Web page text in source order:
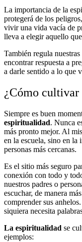
La importancia de la
protegerá de los
vivir una vida vacía de
lleva a elegir aquello
También regula
encontrar respuesta a
a darle sentido a lo que
¿Cómo
Siempre es buen
espiritualidad. Nunca
más pronto mejor. Al
en la escuela, sino en la
personas más cercanas.
Es el sitio más seguro
conexión con todo y
nuestros padres o
escuchar, de manera
comprender sus
siquiera necesita
La espiritualidad se
ejemplos: